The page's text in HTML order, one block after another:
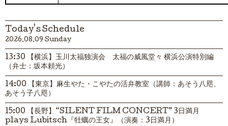
Today's Schedule
2026.08.09 Sunday
13:30 【横浜】玉川太福独演会 太福の威風堂々 横浜公演特別編
（弁士：坂本頼光）
14:00 【東京】麻生やた・こやたの活弁教室（講師：あそう八咫、
あそう子八咫）
15:00 【長野】“SILENT FILM CONCERT” 3日満月
plays Lubitsch『牡蠣の王女』（演奏：3日満月）